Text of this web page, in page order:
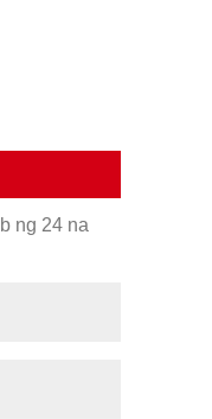
ng 24 na